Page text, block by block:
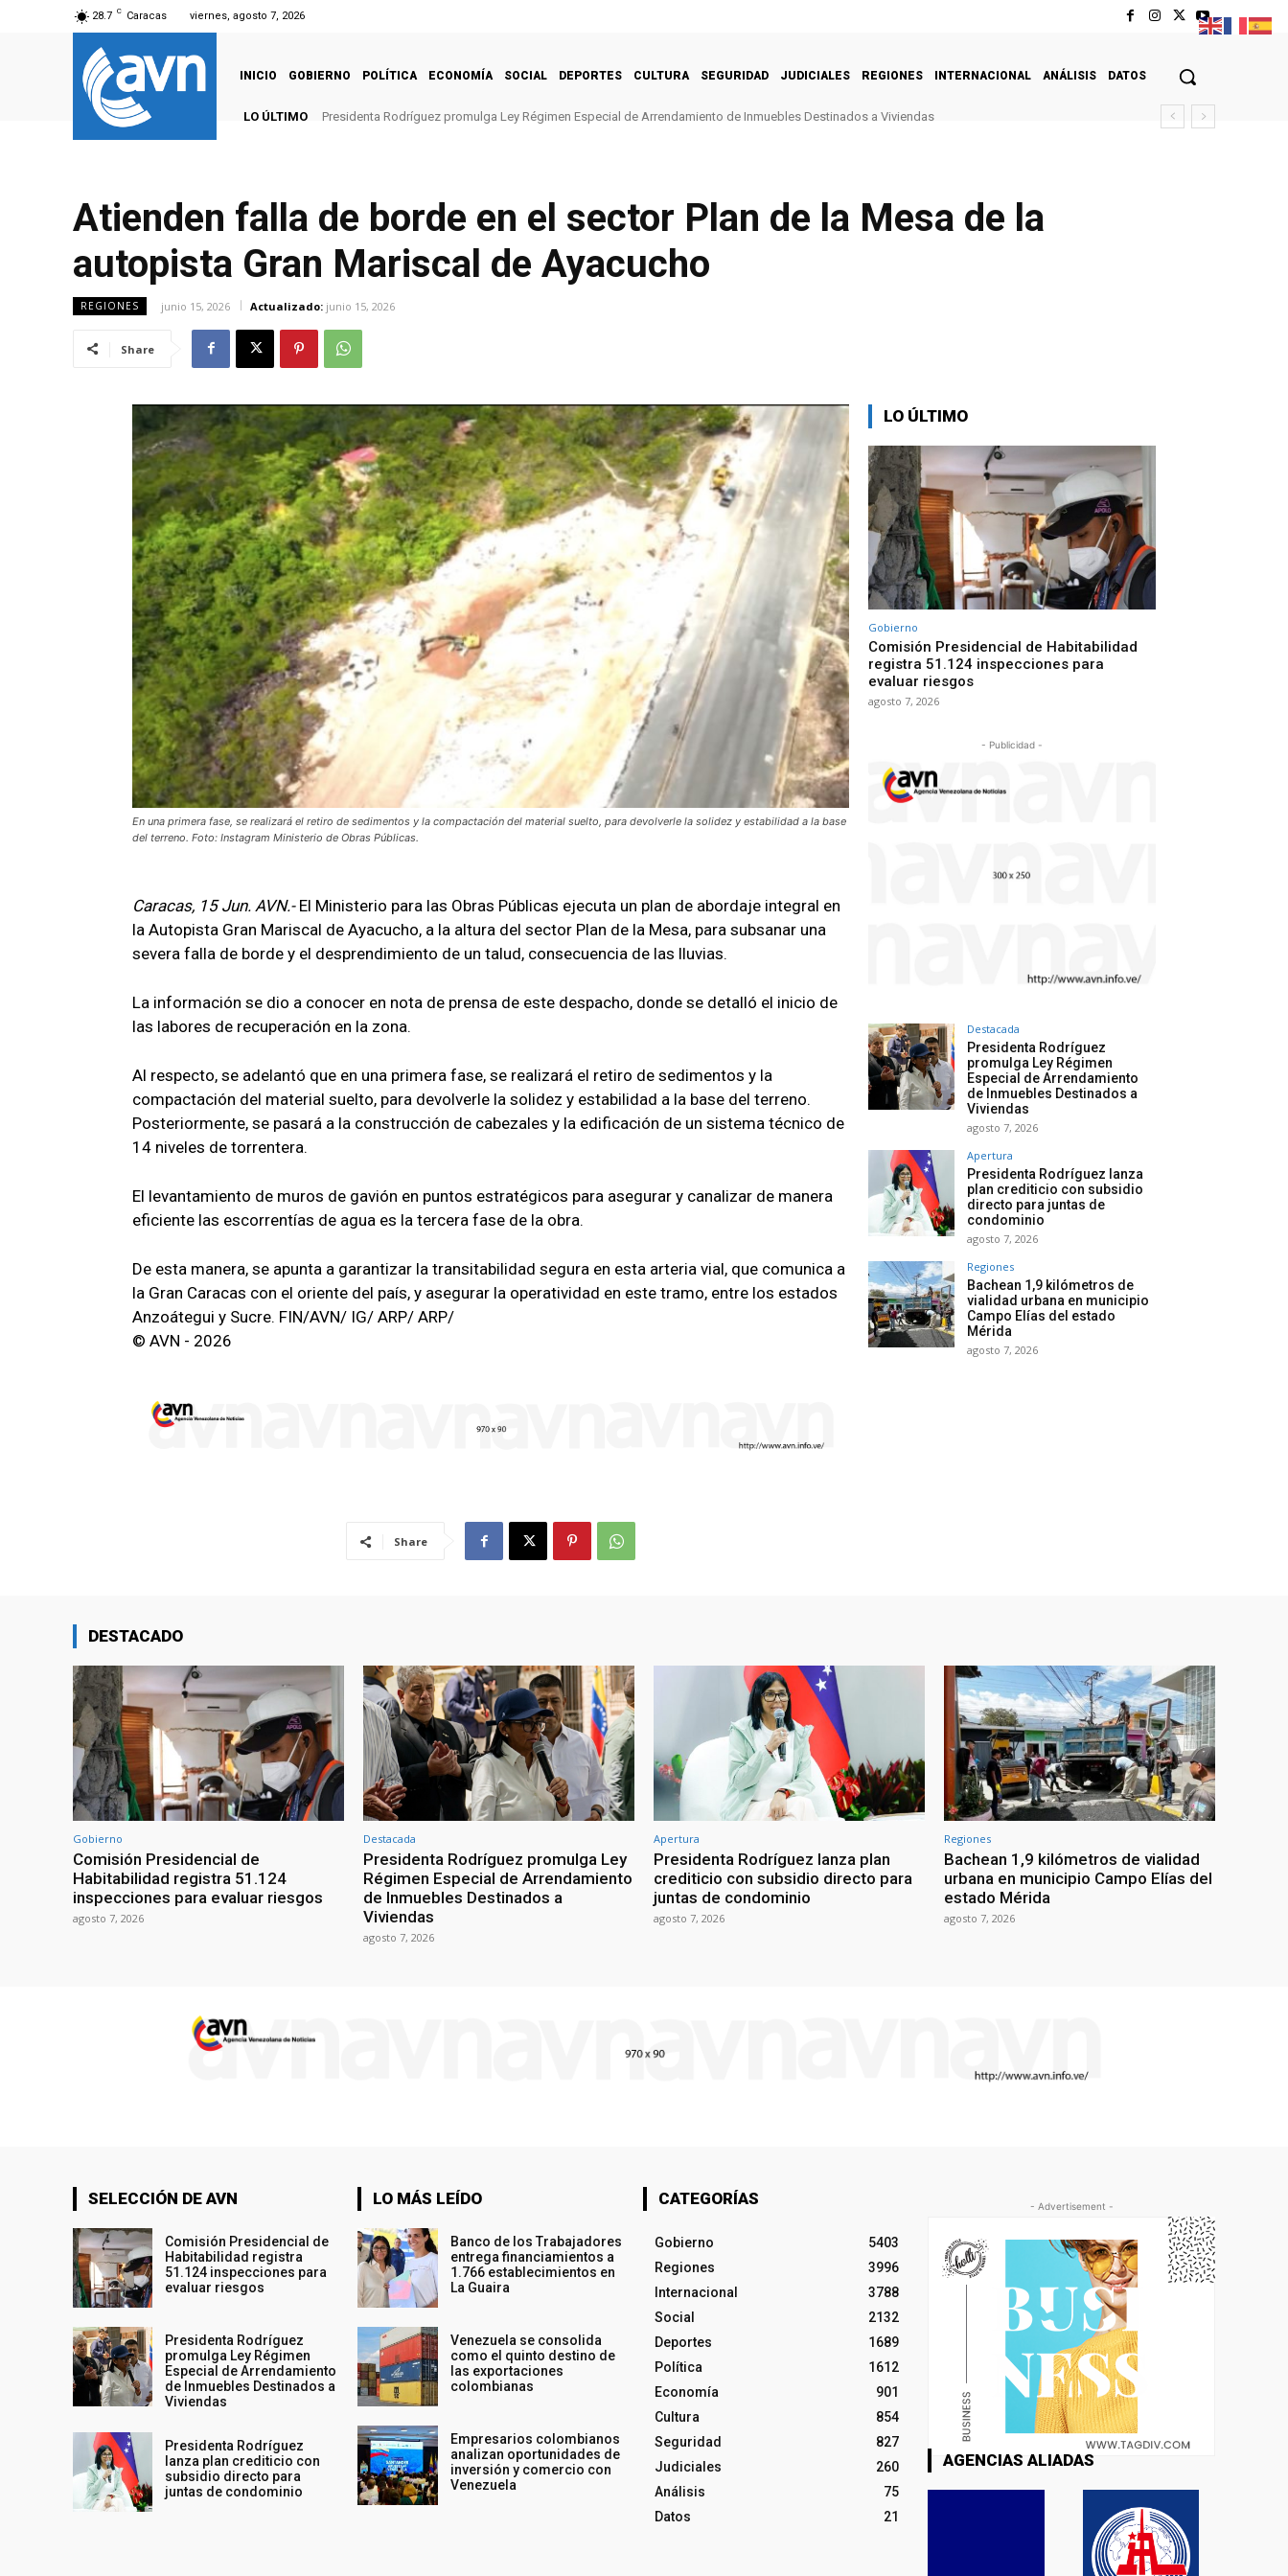
28.7 C Caracas viernes, agosto 7, 2026
INICIO GOBIERNO POLÍTICA ECONOMÍA SOCIAL DEPORTES CULTURA SEGURIDAD JUDICIALES REGIONES INTERNACIONAL ANÁLISIS DATOS
LO ÚLTIMO Presidenta Rodríguez promulga Ley Régimen Especial de Arrendamiento de Inmuebles Destinados a Viviendas
Atienden falla de borde en el sector Plan de la Mesa de la
autopista Gran Mariscal de Ayacucho
REGIONES junio 15, 2026 Actualizado: junio 15, 2026
Share
En una primera fase, se realizará el retiro de sedimentos y la compactación del material suelto, para devolverle la solidez y estabilidad a la base
del terreno. Foto: Instagram Ministerio de Obras Públicas.
Caracas, 15 Jun. AVN.- El Ministerio para las Obras Públicas ejecuta un plan de abordaje integral en
la Autopista Gran Mariscal de Ayacucho, a la altura del sector Plan de la Mesa, para subsanar una
severa falla de borde y el desprendimiento de un talud, consecuencia de las lluvias.
La información se dio a conocer en nota de prensa de este despacho, donde se detalló el inicio de
las labores de recuperación en la zona.
Al respecto, se adelantó que en una primera fase, se realizará el retiro de sedimentos y la
compactación del material suelto, para devolverle la solidez y estabilidad a la base del terreno.
Posteriormente, se pasará a la construcción de cabezales y la edificación de un sistema técnico de
14 niveles de torrentera.
El levantamiento de muros de gavión en puntos estratégicos para asegurar y canalizar de manera
eficiente las escorrentías de agua es la tercera fase de la obra.
De esta manera, se apunta a garantizar la transitabilidad segura en esta arteria vial, que comunica a
la Gran Caracas con el oriente del país, y asegurar la operatividad en este tramo, entre los estados
Anzoátegui y Sucre. FIN/AVN/ IG/ ARP/ ARP/
© AVN - 2026
Share
LO ÚLTIMO
Gobierno
Comisión Presidencial de Habitabilidad
registra 51.124 inspecciones para
evaluar riesgos
agosto 7, 2026
- Publicidad -
Destacada
Presidenta Rodríguez
promulga Ley Régimen
Especial de Arrendamiento
de Inmuebles Destinados a
Viviendas
agosto 7, 2026
Apertura
Presidenta Rodríguez lanza
plan crediticio con subsidio
directo para juntas de
condominio
agosto 7, 2026
Regiones
Bachean 1,9 kilómetros de
vialidad urbana en municipio
Campo Elías del estado
Mérida
agosto 7, 2026
DESTACADO
Gobierno
Comisión Presidencial de
Habitabilidad registra 51.124
inspecciones para evaluar riesgos
agosto 7, 2026
Destacada
Presidenta Rodríguez promulga Ley
Régimen Especial de Arrendamiento
de Inmuebles Destinados a
Viviendas
agosto 7, 2026
Apertura
Presidenta Rodríguez lanza plan
crediticio con subsidio directo para
juntas de condominio
agosto 7, 2026
Regiones
Bachean 1,9 kilómetros de vialidad
urbana en municipio Campo Elías del
estado Mérida
agosto 7, 2026
SELECCIÓN DE AVN
Comisión Presidencial de
Habitabilidad registra
51.124 inspecciones para
evaluar riesgos
Presidenta Rodríguez
promulga Ley Régimen
Especial de Arrendamiento
de Inmuebles Destinados a
Viviendas
Presidenta Rodríguez
lanza plan crediticio con
subsidio directo para
juntas de condominio
LO MÁS LEÍDO
Banco de los Trabajadores
entrega financiamientos a
1.766 establecimientos en
La Guaira
Venezuela se consolida
como el quinto destino de
las exportaciones
colombianas
Empresarios colombianos
analizan oportunidades de
inversión y comercio con
Venezuela
CATEGORÍAS
Gobierno
5403
Regiones
3996
Internacional
3788
Social
2132
Deportes
1689
Política
1612
Economía
901
Cultura
854
Seguridad
827
Judiciales
260
Análisis
75
Datos
21
- Advertisement -
AGENCIAS ALIADAS